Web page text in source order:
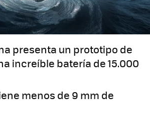
presenta un prototipo de
increíble batería de 15.000
menos de 9 mm de